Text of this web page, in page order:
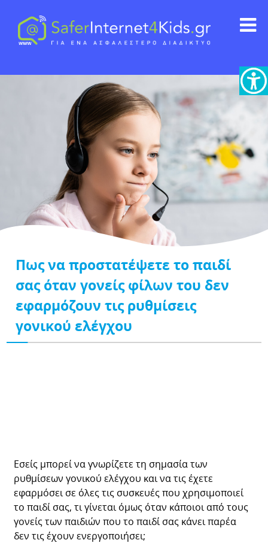
Πως να προστατέψετε το παιδί
σας όταν γονείς φίλων του δεν
εφαρμόζουν τις ρυθμίσεις
γονικού ελέγχου
Εσείς μπορεί να γνωρίζετε τη σημασία των
ρυθμίσεων γονικού ελέγχου και να τις έχετε
εφαρμόσει σε όλες τις συσκευές που χρησιμοποιεί
το παιδί σας, τι γίνεται όμως όταν κάποιοι από τους
γονείς των παιδιών που το παιδί σας κάνει παρέα
δεν τις έχουν ενεργοποιήσει;